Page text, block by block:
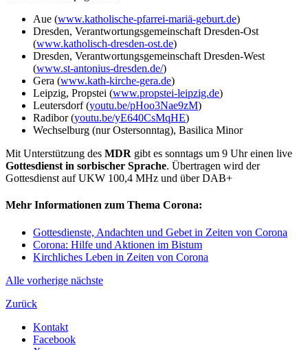
Aue (www.katholische-pfarrei-mariä-geburt.de)
Dresden, Verantwortungsgemeinschaft Dresden-Ost
(www.katholisch-dresden-ost.de)
Dresden, Verantwortungsgemeinschaft Dresden-West
(www.st-antonius-dresden.de/)
Gera (www.kath-kirche-gera.de)
Leipzig, Propstei (www.propstei-leipzig.de)
Leutersdorf (youtu.be/pHoo3Nae9zM)
Radibor (youtu.be/yE640CsMqHE)
Wechselburg (nur Ostersonntag), Basilica Minor
Mit Unterstützung des MDR gibt es sonntags um 9 Uhr einen live
Gottesdienst in sorbischer Sprache. Übertragen wird der
Gottesdienst auf UKW 100,4 MHz und über DAB+
Mehr Informationen zum Thema Corona:
Gottesdienste, Andachten und Gebet in Zeiten von Corona
Corona: Hilfe und Aktionen im Bistum
Kirchliches Leben in Zeiten von Corona
Alle vorherige nächste
Zurück
Kontakt
Facebook